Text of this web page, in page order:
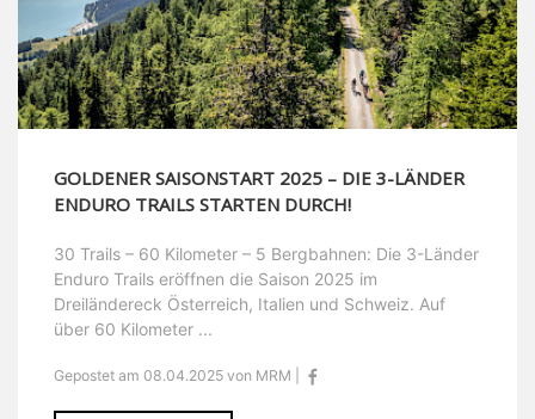
GOLDENER SAISONSTART 2025 – DIE 3-LÄNDER
ENDURO TRAILS STARTEN DURCH!
30 Trails – 60 Kilometer – 5 Bergbahnen: Die 3-Länder
Enduro Trails eröffnen die Saison 2025 im
Dreiländereck Österreich, Italien und Schweiz. Auf
über 60 Kilometer ...
Gepostet am 08.04.2025 von MRM |